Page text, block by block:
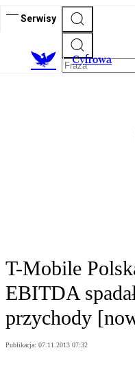
Serwisy
Cyfrowa
T-Mobile
EBITDA
przychody
Publikacja: 07.11.2013 07:32